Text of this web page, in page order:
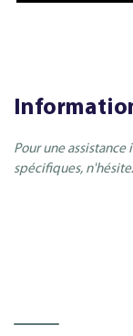
Pour une
spécifiques,